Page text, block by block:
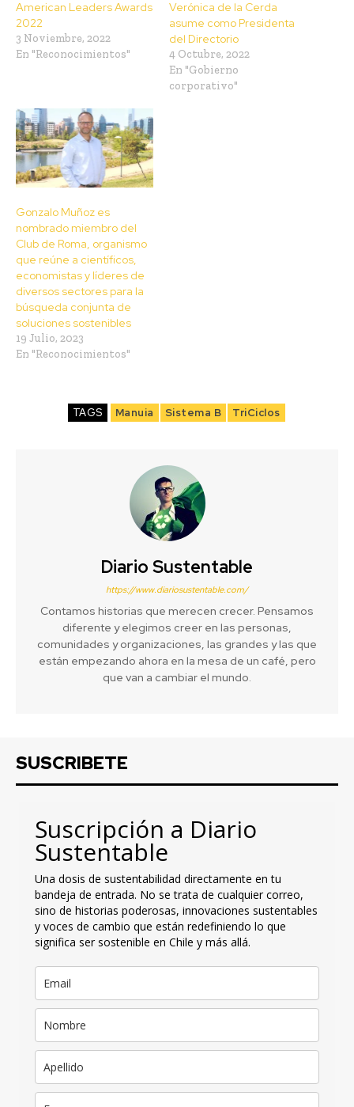
American Leaders Awards
2022
3 Noviembre, 2022
En "Reconocimientos"
Verónica de la Cerda
asume como Presidenta
del Directorio
4 Octubre, 2022
En "Gobierno
corporativo"
Gonzalo Muñoz es
nombrado miembro del
Club de Roma, organismo
que reúne a científicos,
economistas y líderes de
diversos sectores para la
búsqueda conjunta de
soluciones sostenibles
19 Julio, 2023
En "Reconocimientos"
TAGS Manuia Sistema B TriCiclos
Diario Sustentable
https://www.diariosustentable.com/
Contamos historias que merecen crecer. Pensamos
diferente y elegimos creer en las personas,
comunidades y organizaciones, las grandes y las que
están empezando ahora en la mesa de un café, pero
que van a cambiar el mundo.
SUSCRIBETE
Suscripción a Diario
Sustentable
Una dosis de sustentabilidad directamente en tu
bandeja de entrada. No se trata de cualquier correo,
sino de historias poderosas, innovaciones sustentables
y voces de cambio que están redefiniendo lo que
significa ser sostenible en Chile y más allá.